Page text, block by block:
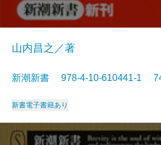
山内昌之／著
新潮新書 978-4-10-610441-1
新書電子書籍あり